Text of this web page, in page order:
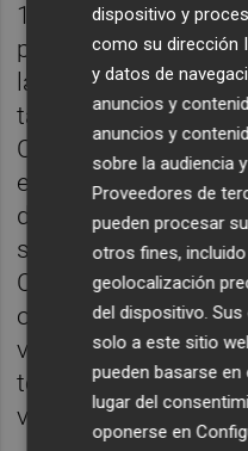
180 grados este
pasado y el club no
la salida del
también ha
Corberán ha hecho
en esta segunda
de Gilet ha visto en
se le abre un
CF. Ofertas por Javi
oficinas del
verano ninguna de
todo y a cualquier
verano parecía
dispositivo y
como su dirección
y datos de
anuncios y
anuncios y
sobre la audiencia
Proveedores de
pueden procesar
otros fines,
geolocalización
del dispositivo.
solo a este sitio
pueden basarse
lugar del
oponerse en